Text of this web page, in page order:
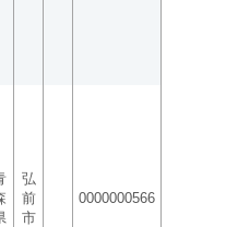
弘
前
市
0000000566